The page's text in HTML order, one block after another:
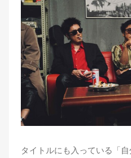
タイトルにも入っている「